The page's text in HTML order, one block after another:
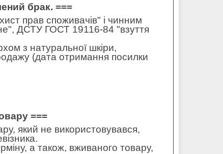
брак. ===
прав споживачів" і чинним
ДСТУ ГОСТ 19116-84 "взуття
з натуральної шкіри,
(дата отримання посилки
===
який не використовувався,
а також, вживаного товару,